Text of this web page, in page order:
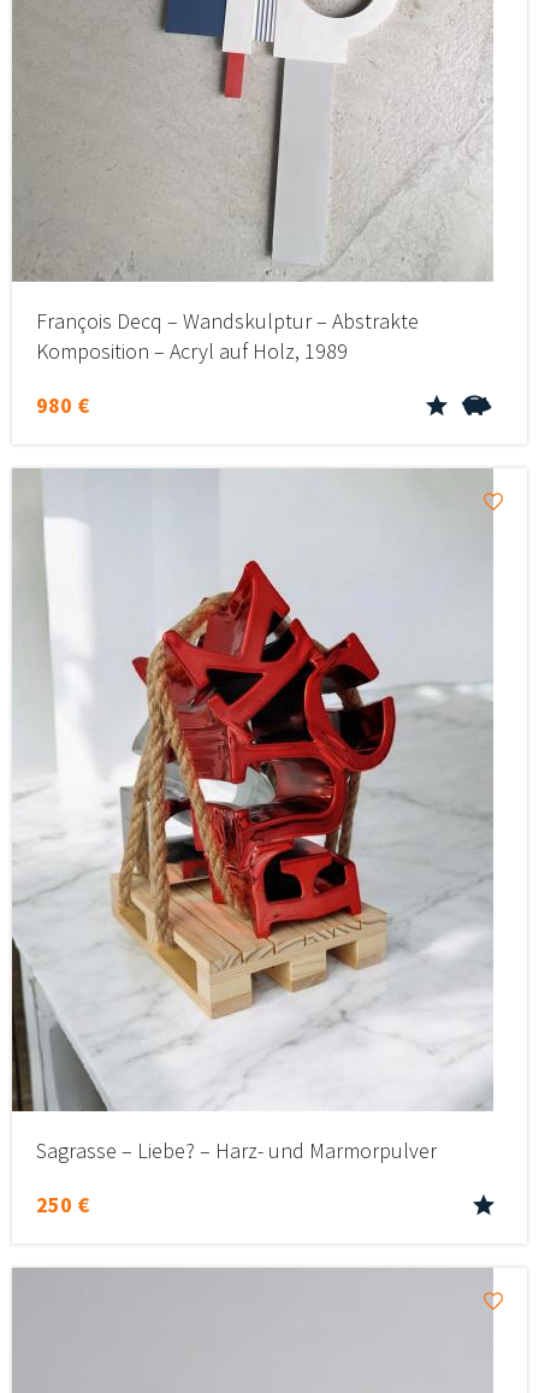
François Decq – Wandskulptur – Abstrakte
Komposition – Acryl auf Holz, 1989
980 €
Sagrasse – Liebe? – Harz- und Marmorpulver
250 €